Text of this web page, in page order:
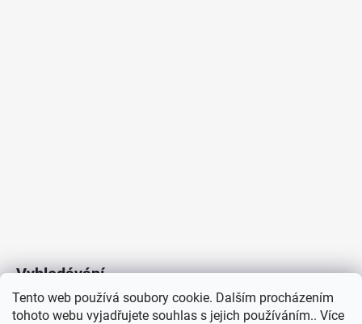
Tento web používá soubory cookie. Dalším procházením
tohoto webu vyjadřujete souhlas s jejich používáním.. Více
Vyhledávání